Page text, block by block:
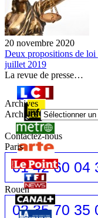
20 novembre 2020
Deux propositions de loi
juillet 2019
La revue de presse…
Archives
Archives
Contactez-nous
Paris
01 42 60 04
Rouen
02 35 70 35